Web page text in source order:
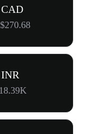
CAD
INR